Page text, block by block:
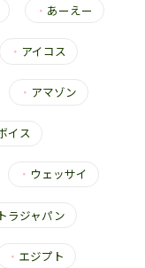
・ あーえー
・ アイコス
・ アマゾン
イス
・ ウェッサイ
ラジャパン
・ エジプト